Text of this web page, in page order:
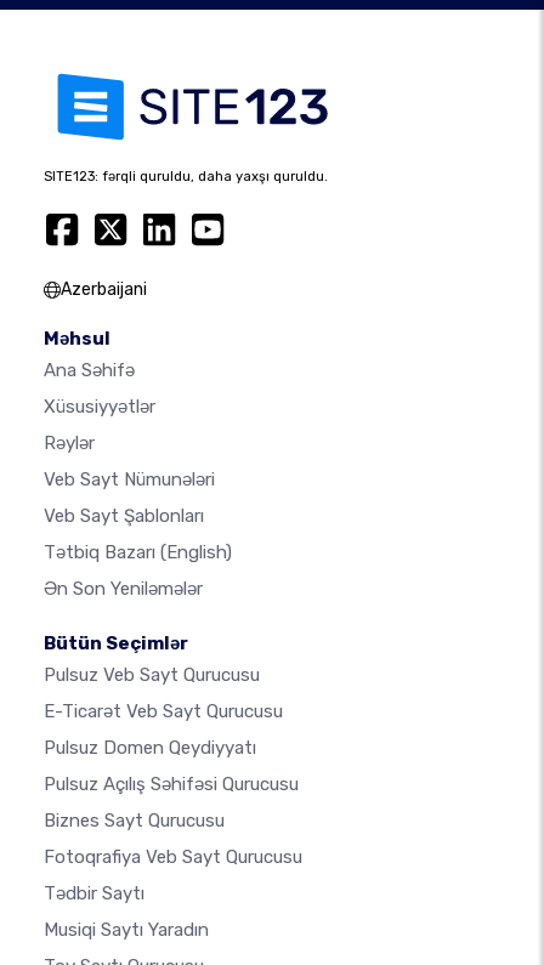
SITE123: fərqli quruldu, daha yaxşı quruldu.
Azerbaijani
Məhsul
Ana Səhifə
Xüsusiyyətlər
Rəylər
Veb Sayt Nümunələri
Veb Sayt Şablonları
Tətbiq Bazarı (English)
Ən Son Yeniləmələr
Bütün Seçimlər
Pulsuz Veb Sayt Qurucusu
E-Ticarət Veb Sayt Qurucusu
Pulsuz Domen Qeydiyyatı
Pulsuz Açılış Səhifəsi Qurucusu
Biznes Sayt Qurucusu
Fotoqrafiya Veb Sayt Qurucusu
Tədbir Saytı
Musiqi Saytı Yaradın